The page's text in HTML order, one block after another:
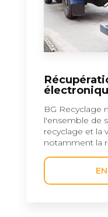
BG Recyclage
l'ensemble de
recyclage et la
notamment la